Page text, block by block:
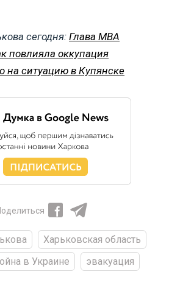
сегодня: Глава МВА
повлияла оккупация
на ситуацию в Купянске
Харьковская область
в Украине эвакуация